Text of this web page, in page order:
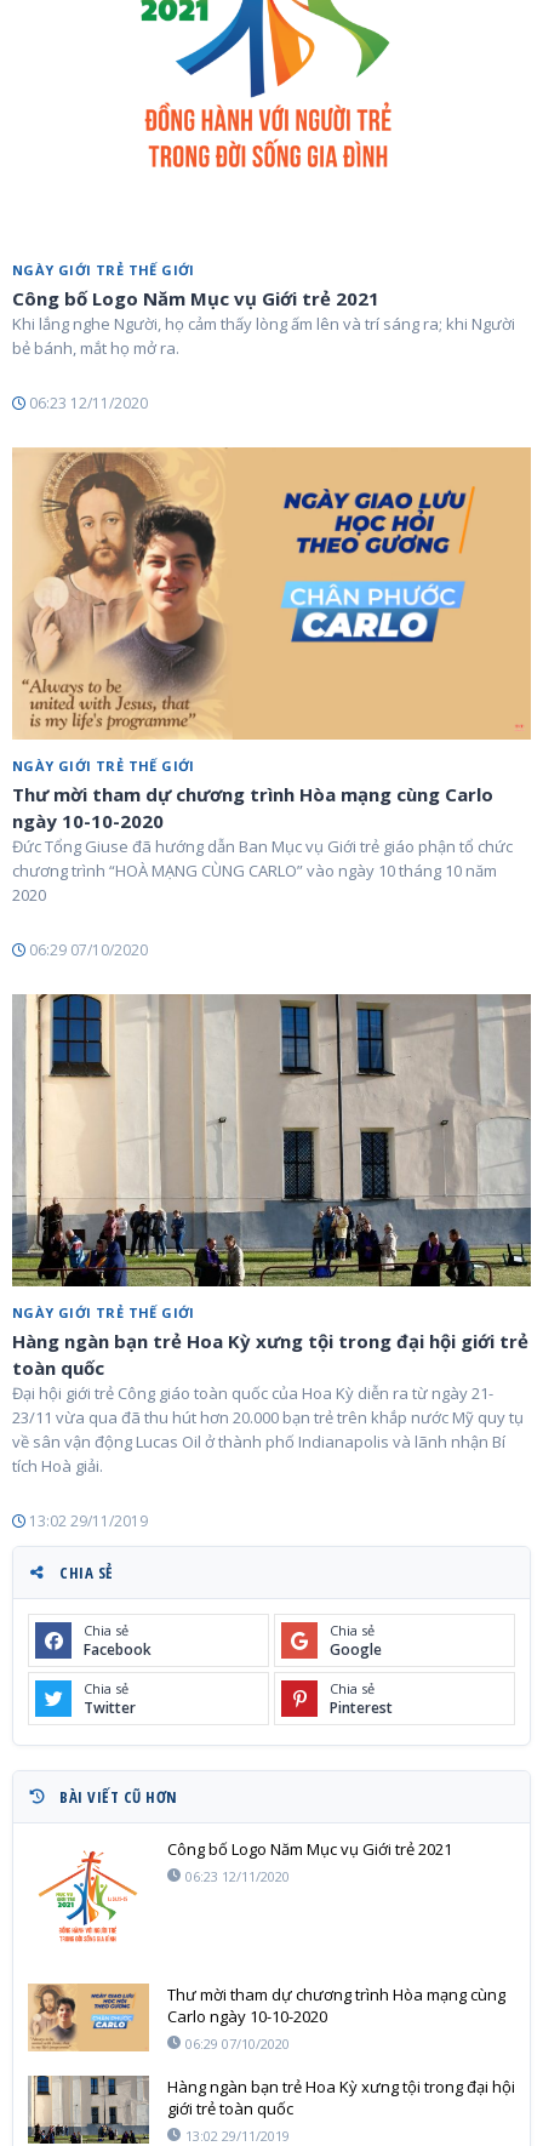
NGÀY GIỚI TRẺ THẾ GIỚI
Công bố Logo Năm Mục vụ Giới trẻ 2021
Khi lắng nghe Người, họ cảm thấy lòng ấm lên và trí sáng ra; khi Người
bẻ bánh, mắt họ mở ra.
06:23 12/11/2020
NGÀY GIỚI TRẺ THẾ GIỚI
Thư mời tham dự chương trình Hòa mạng cùng Carlo
ngày 10-10-2020
Đức Tổng Giuse đã hướng dẫn Ban Mục vụ Giới trẻ giáo phận tổ chức
chương trình “HOÀ MẠNG CÙNG CARLO” vào ngày 10 tháng 10 năm
2020
06:29 07/10/2020
NGÀY GIỚI TRẺ THẾ GIỚI
Hàng ngàn bạn trẻ Hoa Kỳ xưng tội trong đại hội giới trẻ
toàn quốc
Đại hội giới trẻ Công giáo toàn quốc của Hoa Kỳ diễn ra từ ngày 21-
23/11 vừa qua đã thu hút hơn 20.000 bạn trẻ trên khắp nước Mỹ quy tụ
về sân vận động Lucas Oil ở thành phố Indianapolis và lãnh nhận Bí
tích Hoà giải.
13:02 29/11/2019
CHIA SẺ
Chia sẻ
Facebook
Chia sẻ
Google
Chia sẻ
Twitter
Chia sẻ
Pinterest
BÀI VIẾT CŨ HƠN
Công bố Logo Năm Mục vụ Giới trẻ 2021
06:23 12/11/2020
Thư mời tham dự chương trình Hòa mạng cùng
Carlo ngày 10-10-2020
06:29 07/10/2020
Hàng ngàn bạn trẻ Hoa Kỳ xưng tội trong đại hội
giới trẻ toàn quốc
13:02 29/11/2019